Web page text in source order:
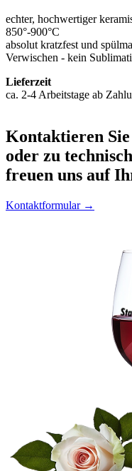
echter, hochwertiger
850°-900°C
absolut kratzfest und
Verwischen - kein
Lieferzeit
ca. 2-4 Arbeitstage ab
Kontaktieren
oder zu
freuen uns auf
Kontaktformular →